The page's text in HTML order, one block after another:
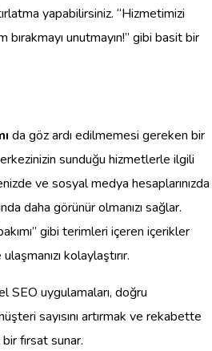
yapabilirsiniz. “Hizmetimizi
unutmayın!” gibi basit bir
da göz ardı edilmemesi gereken bir
sunduğu hizmetlerle ilgili
ve sosyal medya hesaplarınızda
daha görünür olmanızı sağlar.
gibi terimleri içeren içerikler
kolaylaştırır.
SEO uygulamaları, doğru
sayısını artırmak ve rekabette
fırsat sunar.